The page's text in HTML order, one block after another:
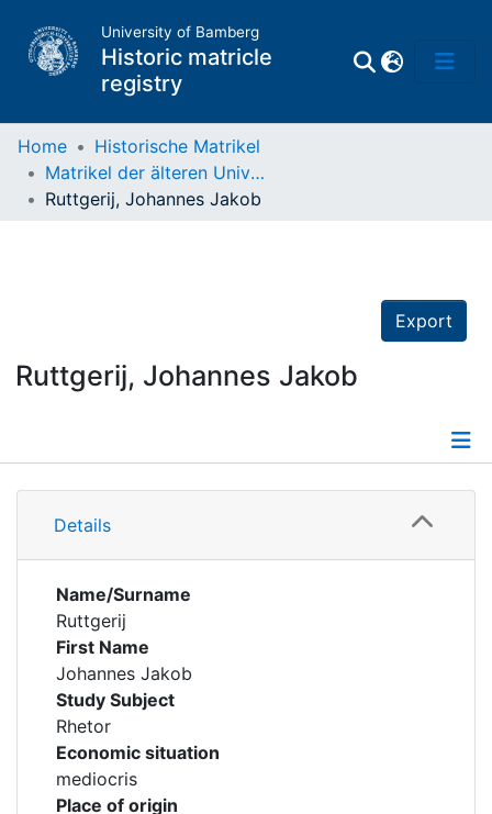
University of Bamberg
Historic matricle
registry
Matrikel
Home
Historische Matrikel
Matrikel der älteren Universität
Ruttgerij, Johannes Jakob
Export
Ruttgerij, Johannes Jakob
Details
Details
Name/Surname
Ruttgerij
First Name
Johannes Jakob
Study Subject
Rhetor
Economic situation
mediocris
Place of origin